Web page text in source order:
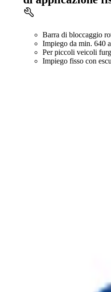
Barra di bloccaggio
Impiego da min. 640
Per piccoli veicoli
Impiego fisso con